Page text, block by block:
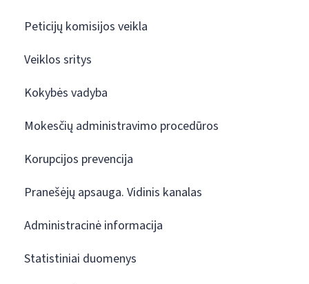
Peticijų komisijos veikla
Veiklos sritys
Kokybės vadyba
Mokesčių administravimo procedūros
Korupcijos prevencija
Pranešėjų apsauga. Vidinis kanalas
Administracinė informacija
Statistiniai duomenys